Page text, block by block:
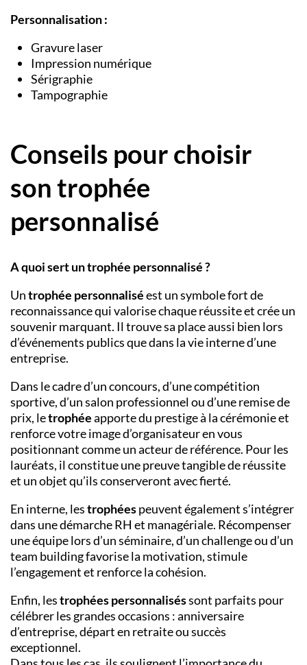
Personnalisation :
Gravure laser
Impression numérique
Sérigraphie
Tampographie
Conseils pour choisir
son trophée
personnalisé
A quoi sert un trophée personnalisé ?
Untrophée personnaliséest un symbole fort de
reconnaissance qui valorise chaque réussite et crée un
souvenir marquant. Il trouve sa place aussi bien lors
d’événements publics que dans la vie interne d’une
entreprise.
Dans le cadre d’un concours, d’une compétition
sportive, d’un salon professionnel ou d’une remise de
prix, letrophéeapporte du prestige à la cérémonie et
renforce votre image d’organisateur en vous
positionnant comme un acteur de référence. Pour les
lauréats, il constitue une preuve tangible de réussite
et un objet qu’ils conserveront avec fierté.
En interne, lestrophéespeuvent également s’intégrer
dans une démarche RH et managériale. Récompenser
une équipe lors d’un séminaire, d’un challenge ou d’un
team building favorise la motivation, stimule
l’engagement et renforce la cohésion.
Enfin, lestrophées personnaliséssont parfaits pour
célébrer les grandes occasions : anniversaire
d’entreprise, départ en retraite ou succès
exceptionnel.